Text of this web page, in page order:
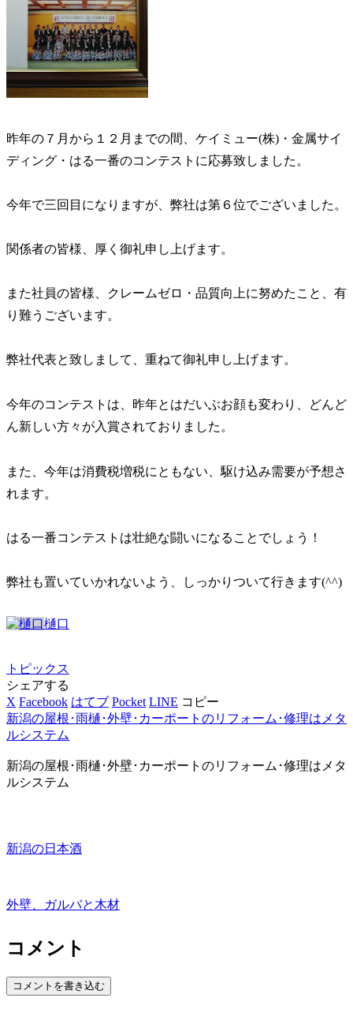
昨年の７月から１２月までの間、ケイミュー(株)・金属サイ
ディング・はる一番のコンテストに応募致しました。
今年で三回目になりますが、弊社は第６位でございました。
関係者の皆様、厚く御礼申し上げます。
また社員の皆様、クレームゼロ・品質向上に努めたこと、有
り難うございます。
弊社代表と致しまして、重ねて御礼申し上げます。
今年のコンテストは、昨年とはだいぶお顔も変わり、どんど
ん新しい方々が入賞されておりました。
また、今年は消費税増税にともない、駆け込み需要が予想さ
れます。
はる一番コンテストは壮絶な闘いになることでしょう！
弊社も置いていかれないよう、しっかりついて行きます(^^)
樋口
トピックス
シェアする
X Facebook はてブ Pocket LINE コピー
新潟の屋根･雨樋･外壁･カーポートのリフォーム･修理はメタ
ルシステム
新潟の屋根･雨樋･外壁･カーポートのリフォーム･修理はメタ
ルシステム
新潟の日本酒
外壁、ガルバと木材
コメント
コメントを書き込む